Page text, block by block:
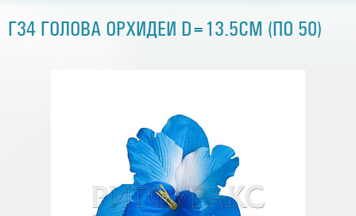
Г34 ГОЛОВА ОРХИДЕИ D=13.5СМ (ПО 50)